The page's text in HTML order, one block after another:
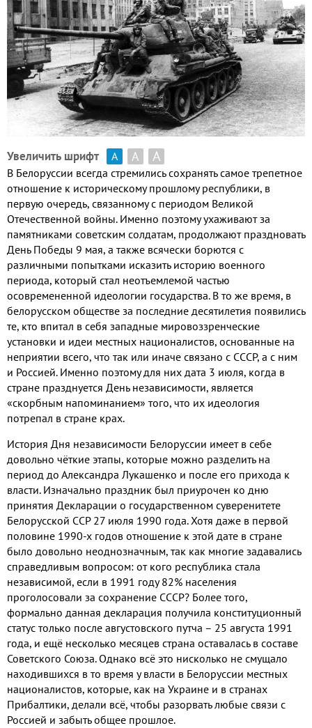
Увеличить шрифт А А А
В Белоруссии всегда стремились сохранять самое трепетное
отношение к историческому прошлому республики, в
первую очередь, связанному с периодом Великой
Отечественной войны. Именно поэтому ухаживают за
памятниками советским солдатам, продолжают праздновать
День Победы 9 мая, а также всячески борются с
различными попытками исказить историю военного
периода, который стал неотъемлемой частью
осовремененной идеологии государства. В то же время, в
белорусском обществе за последние десятилетия появились
те, кто впитал в себя западные мировоззренческие
установки и идеи местных националистов, основанные на
неприятии всего, что так или иначе связано с СССР, а с ним
и Россией. Именно поэтому для них дата 3 июля, когда в
стране празднуется День независимости, является
«скорбным напоминанием» того, что их идеология
потрепал в стране крах.
История Дня независимости Белоруссии имеет в себе
довольно чёткие этапы, которые можно разделить на
период до Александра Лукашенко и после его прихода к
власти. Изначально праздник был приурочен ко дню
принятия Декларации о государственном суверенитете
Белорусской ССР 27 июля 1990 года.Хотя даже в первой
половине 1990-х годов отношение к этой дате в стране
было довольно неоднозначным, так как многие задавались
справедливым вопросом: от кого республика стала
независимой, если в 1991 году82% населения
проголосовали за сохранение СССР? Более того,
формально данная декларация получила конституционный
статус только после августовского путча – 25 августа 1991
года, и ещё несколько месяцев страна оставалась в составе
Советского Союза.Однако всё это нисколько не смущало
находившихся в то время у власти в Белоруссии местных
националистов, которые, как на Украине и в странах
Прибалтики, делали всё, чтобы разорвать любые связи с
Россией и забыть общее прошлое.